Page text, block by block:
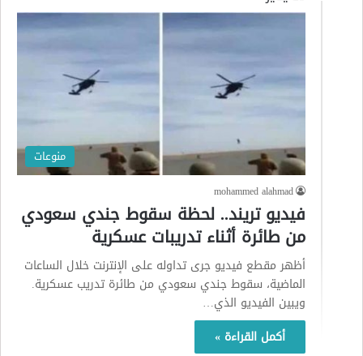
منوعات
mohammed alahmad
فيديو تريند.. لحظة سقوط جندي سعودي
من طائرة أثناء تدريبات عسكرية
أظهر مقطع فيديو جرى تداوله على الإنترنت خلال الساعات
الماضية، سقوط جندي سعودي من طائرة تدريب عسكرية.
ويبين الفيديو الذي…
أكمل القراءة »